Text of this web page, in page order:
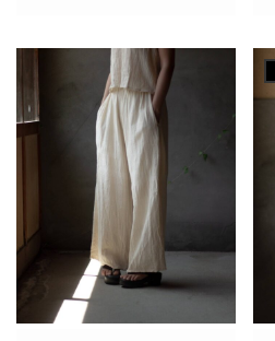
の
商
品
に
は
複
数
の
バ
リ
エ
ー
シ
ョ
ン
が
あ
ま